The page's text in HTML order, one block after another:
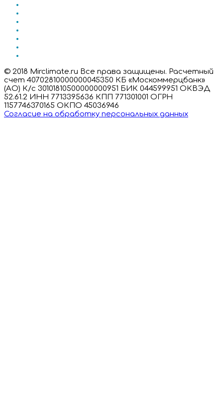
© 2018 Mirclimate.ru Все права защищены. Расчетный
счет 40702810000000045350 КБ «Москоммерцбанк»
(АО) К/с 30101810500000000951 БИК 044599951 ОКВЭД
52.61.2 ИНН 7713395636 КПП 771301001 ОГРН
1157746370165 ОКПО 45036946
Согласие на обработку персональных данных